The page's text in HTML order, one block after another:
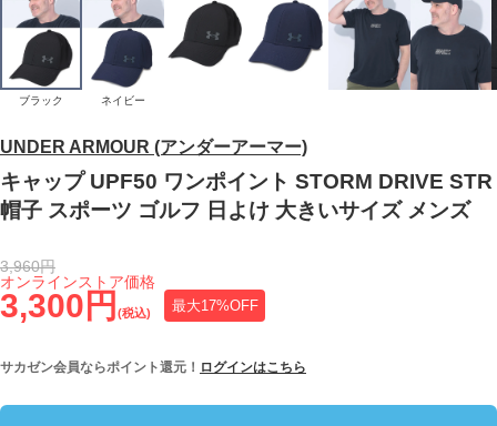
UNDER ARMOUR (アンダーアーマー)
キャップ UPF50 ワンポイント STORM DRIVE STR
帽子 スポーツ ゴルフ 日よけ 大きいサイズ メンズ
3,300円 (税込) 最大17%OFF
オンラインストア価格
3,960円
サカゼン会員ならポイント還元！ ログインはこちら
ブラック ネイビー